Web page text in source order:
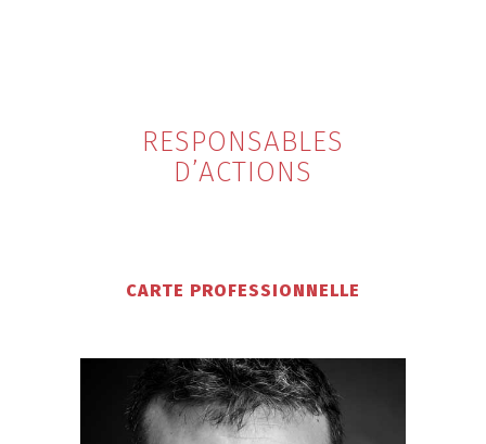
RESPONSABLES
D’ACTIONS
CARTE PROFESSIONNELLE